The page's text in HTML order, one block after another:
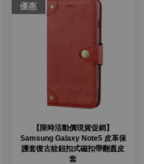
優惠
【限時活動價現貨促銷】
Samsung Galaxy Note5 皮革保
護套復古紋鈕扣式磁扣帶翻蓋皮
套